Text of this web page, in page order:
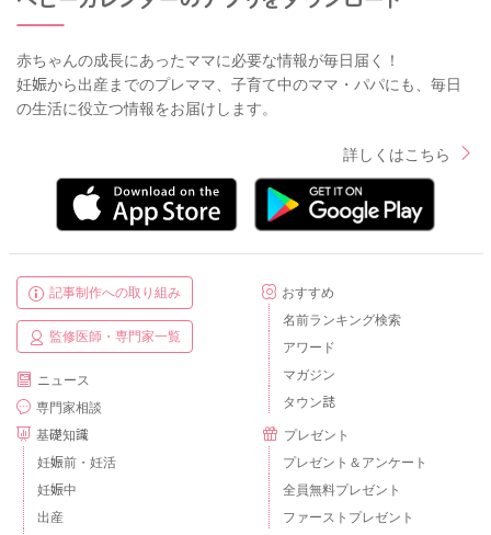
赤ちゃんの成長にあったママに必要な情報が毎日届く！
妊娠から出産までのプレママ、子育て中のママ・パパにも、毎日
の生活に役立つ情報をお届けします。
詳しくはこちら
記事制作への取り組み
監修医師・専門家一覧
ニュース
専門家相談
基礎知識
妊娠前・妊活
妊娠中
出産
おすすめ
名前ランキング検索
アワード
マガジン
タウン誌
プレゼント
プレゼント＆アンケート
全員無料プレゼント
ファーストプレゼント